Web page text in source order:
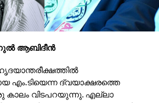
ആബിദീന്‍
എം.ടിയെന്ന ദ്വയാക്ഷരത്തെ
കാലം വിടപറയുന്നു. എല്ലാ